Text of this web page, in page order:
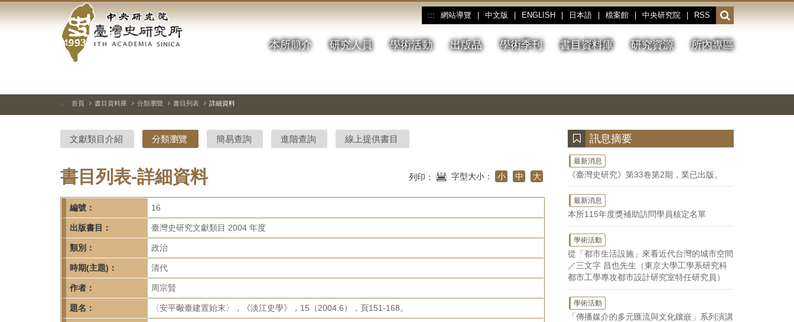
到
中
央
研
院-
臺
灣
史
研
究
所-
首
頁
::: 網站導覽 中文版 ENGLISH 日本語 檔案館 中央研究院 RSS
開
啟
或
收
本所簡介 研究人員 學術活動 出版品 學術季刊 書目資料庫 研究資源 所內專區
停、
圖
圖
結
::: 首頁 書目資料庫 分類瀏覽 書目列表 詳細資料
文獻類目介紹 分類瀏覽 簡易查詢 進階查詢 線上提供書目
書目列表-詳細資料 列印： 字型大小： 小 中 大
編號： 16
出版書目： 臺灣史研究文獻類目 2004 年度
類別： 政治
時期(主題)： 清代
作者： 周宗賢
題名： 〈安平礮臺建置始末〉，《淡江史學》，15（2004.6），頁151-168。
訊息摘要
最新消息
《臺灣史研究》第33卷第2期，業已出版。
最新消息
本所115年度獎補助訪問學員核定名單
學術活動
從「都市生活設施」來看近代台灣的城市空間
／三文字 昌也先生（東京大學工學系研究科
都市工學專攻都市設計研究室特任研究員）
學術活動
「傳播媒介的多元匯流與文化鑲嵌」系列演講